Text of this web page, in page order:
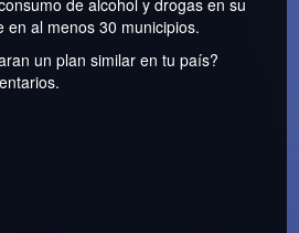
en al menos 30 municipios.
un plan similar en tu país?